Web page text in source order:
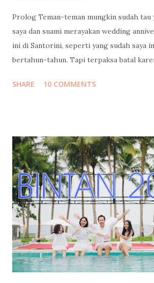
Prolog Teman-teman mungkin sudah tau
saya dan suami merayakan wedding
ini di Santorini, seperti yang sudah saya
bertahun-tahun. Tapi terpaksa batal
mempengaruhi masa depan serta hajat
Maladewa : Pulo Cinta 😍 Sebuah eco-
hati/cinta (heart/love) yang
tengah melegenda terutama di kalangan
penggiat sosial media. Tempat ini juga
bucket list saya sejak pertama kali saya
facebook pertengahan tahun lalu. Tepat
seharusnya kami berangkat ke Yunani,
bertemu dengan Pak Tony, Presiden
Kami diperken...
SHARE 10 COMMENTS